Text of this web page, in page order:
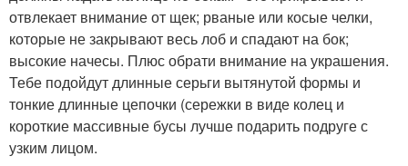
отвлекает внимание от щек; рваные или косые челки,
которые не закрывают весь лоб и спадают на бок;
высокие начесы. Плюс обрати внимание на украшения.
Тебе подойдут длинные серьги вытянутой формы и
тонкие длинные цепочки (сережки в виде колец и
короткие массивные бусы лучше подарить подруге с
узким лицом.